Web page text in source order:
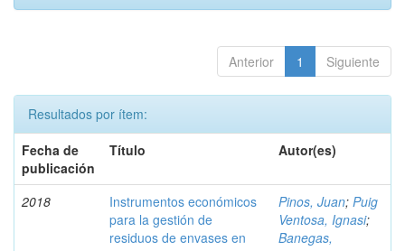
Anterior 1 Siguiente
Resultados por ítem:
Fecha de
publicación
Título Autor(es)
2018
Instrumentos económicos
para la gestión de
residuos de envases en
Pinos, Juan; Puig
Ventosa, Ignasi;
Banegas,